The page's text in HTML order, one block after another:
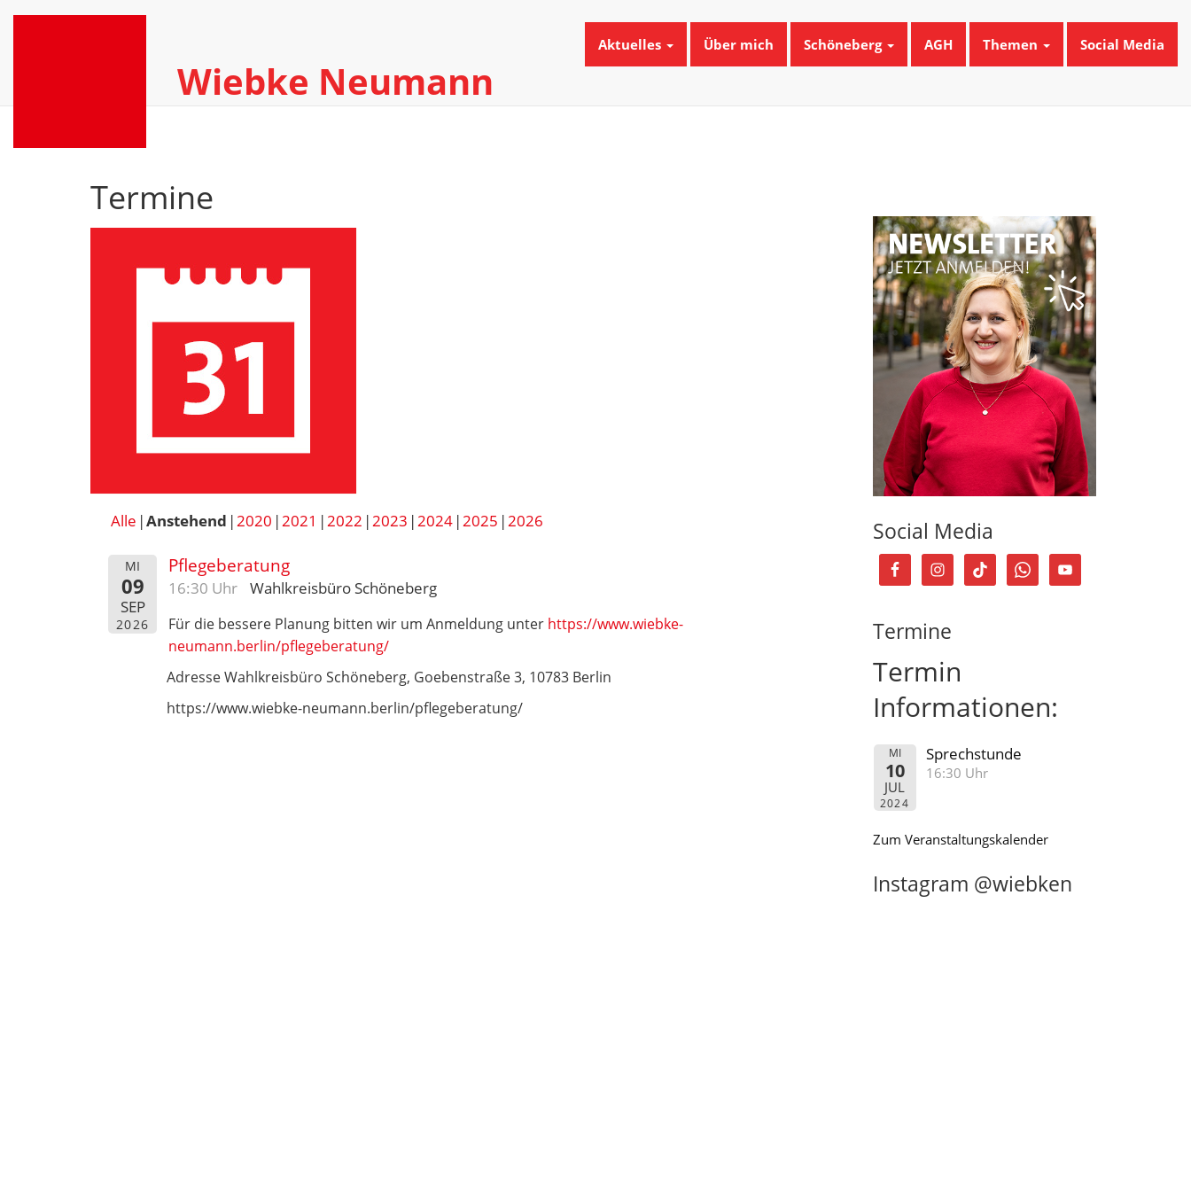
Wiebke Neumann
Aktuelles Über mich Schöneberg AGH Themen Social Media
Termine
Alle Anstehend 2020 2021 2022 2023 2024 2025 2026
MI
09
SEP
2026
Pflegeberatung
16:30 Uhr Wahlkreisbüro Schöneberg
Für die bessere Planung bitten wir um Anmeldung unter https://www.wiebke-
neumann.berlin/pflegeberatung/
Adresse Wahlkreisbüro Schöneberg, Goebenstraße 3, 10783 Berlin
https://www.wiebke-neumann.berlin/pflegeberatung/
Social Media
Termine
Termin
Informationen:
MI
10
JUL
2024
Sprechstunde
16:30 Uhr
Zum Veranstaltungskalender
Instagram @wiebken